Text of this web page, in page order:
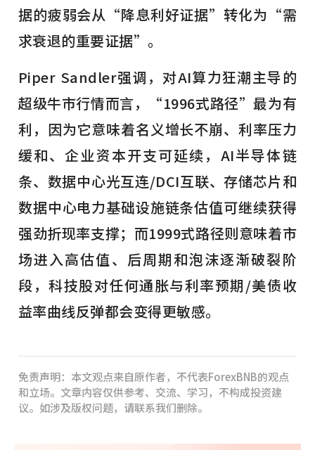
据的疲弱会从“降息利好证据”转化为“需
求衰退的重要证据”。
Piper Sandler强调，对AI算力狂潮主导的
超级牛市行情而言，“1996式路径”最为有
利，因为它意味着名义增长不崩、利率压力
缓和、企业资本开支可延续，AI半导体链
条、数据中心光互连/DCI互联、存储芯片和
数据中心电力基础设施链条估值可继续获得
强劲折现率支撑；而1999式路径则意味着市
场进入高估值、后周期和泡沫逐渐破裂阶
段，科技股对任何通胀与利率预期/美债收
益率曲线反弹都会变得更敏感。
免责声明：本文观点来自原作者，不代表ForexBNB的观点
和立场。文章内容仅供参考、交流、学习，不构成投资建
议。如涉及版权问题，请联系我们删除。